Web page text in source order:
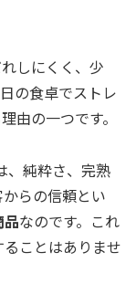
しにくく、少
の食卓でストレ
由の一つです。
、純粋さ、完熟
らの信頼とい
なのです。これ
ことはありませ